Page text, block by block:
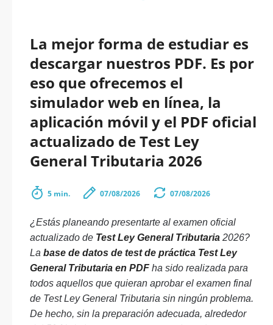
La mejor forma de estudiar es
descargar nuestros PDF. Es por
eso que ofrecemos el
simulador web en línea, la
aplicación móvil y el PDF oficial
actualizado de Test Ley
General Tributaria 2026
5 min. 07/08/2026 07/08/2026
¿Estás planeando presentarte al examen oficial
actualizado de Test Ley General Tributaria 2026?
La base de datos de test de práctica Test Ley
General Tributaria en PDF ha sido realizada para
todos aquellos que quieran aprobar el examen final
de Test Ley General Tributaria sin ningún problema.
De hecho, sin la preparación adecuada, alrededor